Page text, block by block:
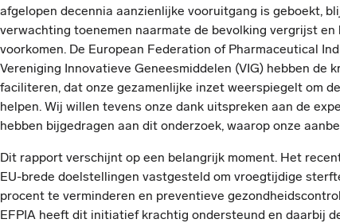
afgelopen decennia aanzienlijke vooruitgang is geboekt,
verwachting toenemen naarmate de bevolking vergrijst
voorkomen. De European Federation of Pharmaceutical
Vereniging Innovatieve Geneesmiddelen (VIG) hebben de
faciliteren, dat onze gezamenlijke inzet weerspiegelt om
helpen. Wij willen tevens onze dank uitspreken aan de
hebben bijgedragen aan dit onderzoek, waarop onze
Dit rapport verschijnt op een belangrijk moment. Het
EU-brede doelstellingen vastgesteld om vroegtijdige
procent te verminderen en preventieve
EFPIA heeft dit initiatief krachtig ondersteund en daarbij